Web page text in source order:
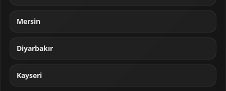
Mersin
Diyarbakır
Kayseri